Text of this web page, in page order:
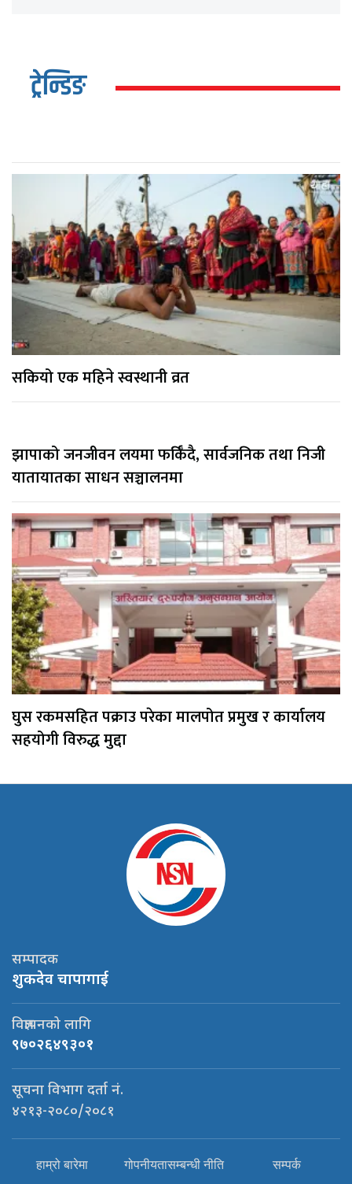
ट्रेन्डिङ
सकियो एक महिने स्वस्थानी व्रत
झापाको जनजीवन लयमा फर्किँदै, सार्वजनिक तथा निजी
यातायातका साधन सञ्चालनमा
घुस रकमसहित पक्राउ परेका मालपोत प्रमुख र कार्यालय
सहयोगी विरुद्ध मुद्दा
सम्पादक
शुकदेव चापागाई
विज्ञापनको लागि
९७०२६४९३०१
सूचना विभाग दर्ता नं.
४२१३-२०८०/२०८१
हाम्रो बारेमा गोपनीयतासम्बन्धी नीति सम्पर्क